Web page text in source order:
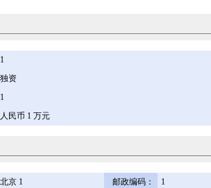
1
独资
1
人民币 1 万元
北京 1 邮政编码：
1